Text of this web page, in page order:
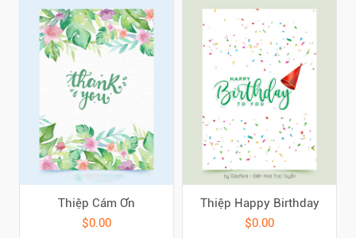
Thiệp Cám Ơn
$0.00
Thiệp Happy Birthday
$0.00